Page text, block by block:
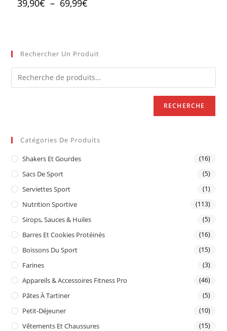
39,90€ – 69,99€
Rechercher Un Produit
RECHERCHE
Catégories De Produits
Shakers Et Gourdes (16)
Sacs De Sport (5)
Serviettes Sport (1)
Nutrition Sportive (113)
Sirops, Sauces & Huiles (5)
Barres Et Cookies Protéinés (16)
Boissons Du Sport (15)
Farines (3)
Appareils & Accessoires Fitness Pro (46)
Pâtes À Tartiner (5)
Petit-Déjeuner (10)
Vêtements Et Chaussures (15)